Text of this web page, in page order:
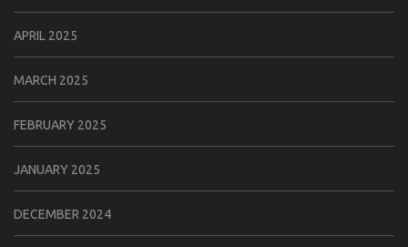
APRIL 2025
MARCH 2025
FEBRUARY 2025
JANUARY 2025
DECEMBER 2024